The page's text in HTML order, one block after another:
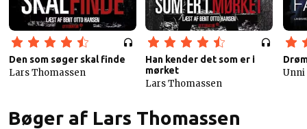
Den som søger skal finde
Lars Thomassen
Han kender det som er i
mørket
Lars Thomassen
Bøger af Lars Thomassen